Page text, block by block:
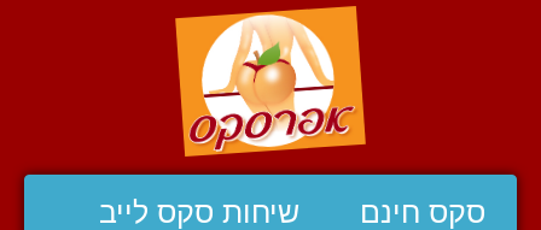
סקס חינם שיחות סקס לייב